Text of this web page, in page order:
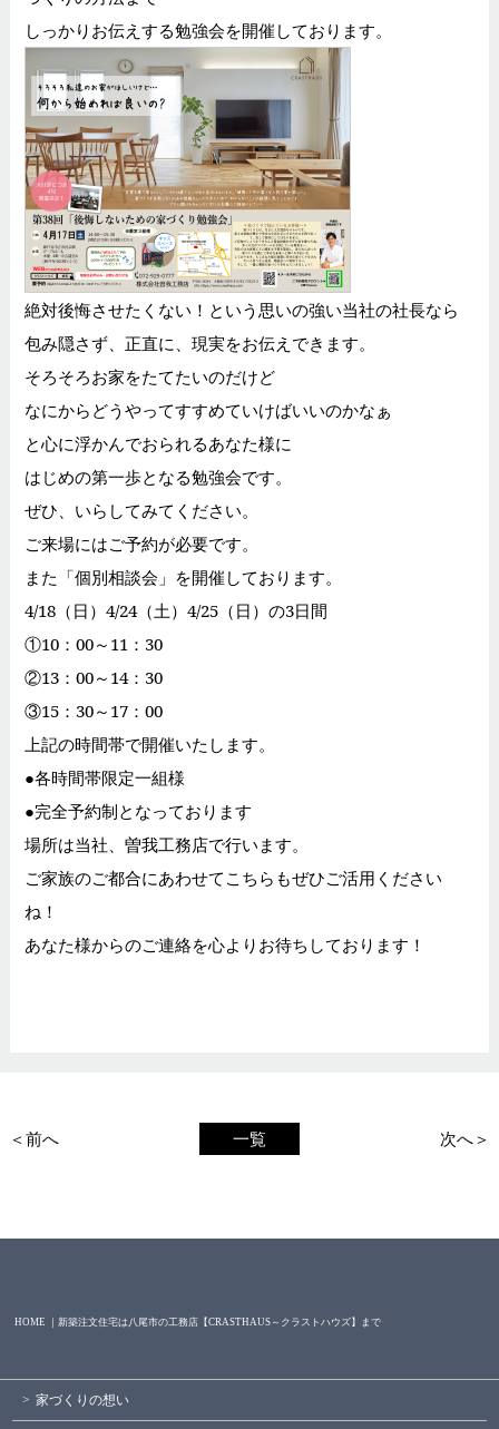
しっかりお伝えする勉強会を開催しております。
絶対後悔させたくない！という思いの強い当社の社長なら
包み隠さず、正直に、現実をお伝えできます。
そろそろお家をたてたいのだけど
なにからどうやってすすめていけばいいのかなぁ
と心に浮かんでおられるあなた様に
はじめの第一歩となる勉強会です。
ぜひ、いらしてみてください。
ご来場にはご予約が必要です。
また「個別相談会」を開催しております。
4/18（日）4/24（土）4/25（日）の3日間
①10：00～11：30
②13：00～14：30
③15：30～17：00
上記の時間帯で開催いたします。
●各時間帯限定一組様
●完全予約制となっております
場所は当社、曽我工務店で行います。
ご家族のご都合にあわせてこちらもぜひご活用ください
ね！
あなた様からのご連絡を心よりお待ちしております！
一覧
＜前へ 次へ＞
HOME ｜新築注文住宅は八尾市の工務店【CRASTHAUS～クラストハウズ】まで
家づくりの想い